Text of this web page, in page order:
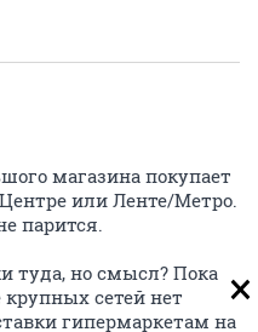
магазина покупает
или Ленте/Метро.
парится.
туда, но смысл? Пока
сетей нет
гипермаркетам на